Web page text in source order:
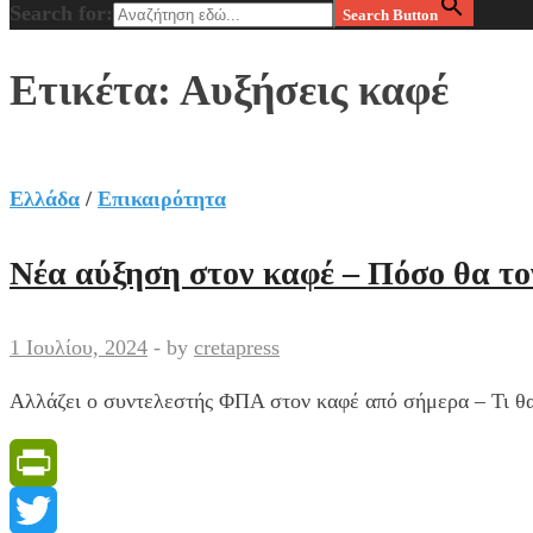
Search for: Search Button
Ετικέτα: Αυξήσεις καφέ
Ελλάδα / Επικαιρότητα
Νέα αύξηση στον καφέ – Πόσο θα
1 Ιουλίου, 2024 - by cretapress
Αλλάζει ο συντελεστής ΦΠΑ στον καφέ από σήμερα – Τι
PrintFriendly